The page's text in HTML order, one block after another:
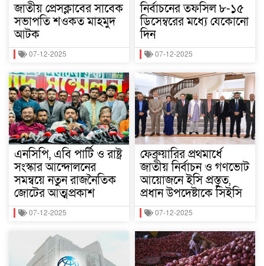
জাতীয় প্রেসক্লাবের সাবেক
সভাপতি শওকত মাহমুদ
আটক
07-12-2025
এনসিপি, এবি পার্টি ও রাষ্ট্র
সংস্কার আন্দোলনের
সমন্বয়ে নতুন রাজনৈতিক
জোটের আত্মপ্রকাশ
07-12-2025
নির্বাচনের তফসিল ৮-১৫
ডিসেম্বরের মধ্যে যেকোনো
দিন
07-12-2025
ফেব্রুয়ারির প্রথমার্ধে
জাতীয় নির্বাচন ও গণভোট
আয়োজনে ইসি প্রস্তুত,
প্রধান উপদেষ্টাকে সিইসি
07-12-2025